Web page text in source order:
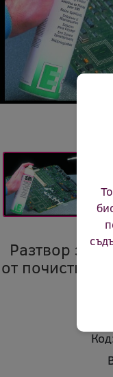
Разтвор за
от